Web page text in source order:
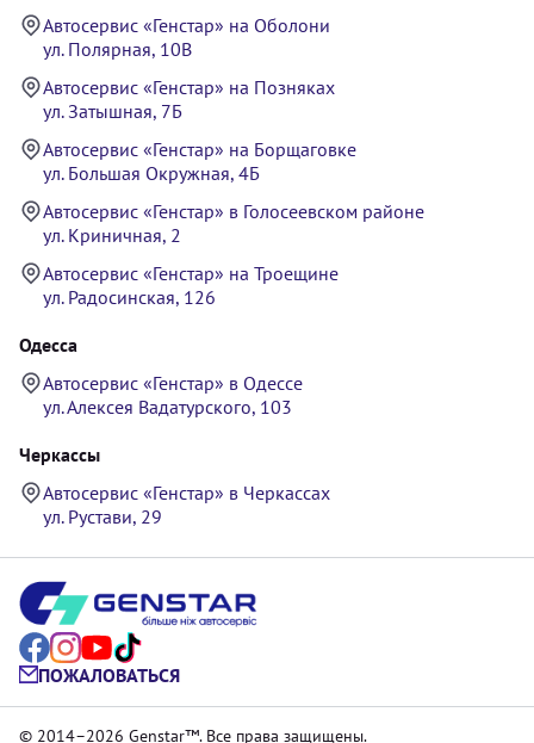
Автосервис «Генстар» на Оболони
ул. Полярная, 10В
Автосервис «Генстар» на Позняках
ул. Затышная, 7Б
Автосервис «Генстар» на Борщаговке
ул. Большая Окружная, 4Б
Автосервис «Генстар» в Голосеевском районе
ул. Криничная, 2
Автосервис «Генстар» на Троещине
ул. Радосинская, 126
Одесса
Автосервис «Генстар» в Одессе
ул. Алексея Вадатурского, 103
Черкассы
Автосервис «Генстар» в Черкассах
ул. Рустави, 29
ПОЖАЛОВАТЬСЯ
© 2014–2026 Genstar™. Все права защищены.